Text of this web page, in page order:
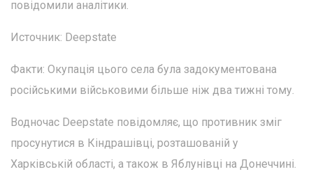
повідомили аналітики.
Источник: Deepstate
Факти: Окупація цього села була задокументована
російськими військовими більше ніж два тижні тому.
Водночас Deepstate повідомляє, що противник зміг
просунутися в Кіндрашівці, розташованій у
Харківській області, а також в Яблунівці на Донеччині.